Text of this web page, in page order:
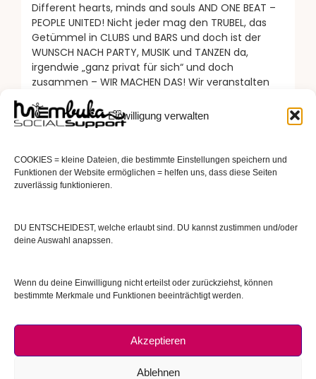
Einwilligung verwalten
COOKIES = kleine Dateien, die bestimmte Einstellungen speichern und
Funktionen der Website ermöglichen = helfen uns, dass diese Seiten
zuverlässig funktionieren.
DU ENTSCHEIDEST, welche erlaubt sind. DU kannst zustimmen und/oder
deine Auswahl anapssen.
Wenn du deine Einwilligung nicht erteilst oder zurückziehst, können
bestimmte Merkmale und Funktionen beeinträchtigt werden.
Akzeptieren
Ablehnen
Different hearts, minds and souls AND ONE BEAT –
PEOPLE UNITED! Nicht jeder mag den TRUBEL, das
Getümmel in CLUBS und BARS und doch ist der
WUNSCH NACH PARTY, MUSIK und TANZEN da,
irgendwie „ganz privat für sich“ und doch
zusammen – WIR MACHEN DAS! Wir veranstalten
neuroinklusive Events, die so LAUT und BUNT sind,
[…]